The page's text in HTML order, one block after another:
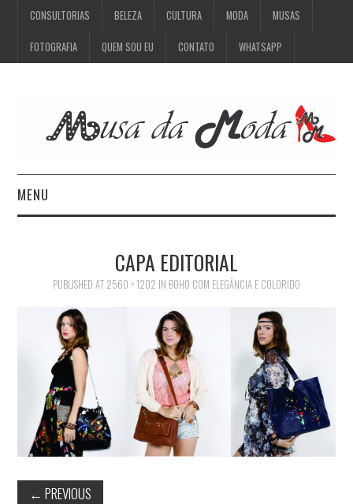
CONSULTORIAS BELEZA CULTURA MODA MUSAS
FOTOGRAFIA QUEM SOU EU CONTATO WHATSAPP
MENU
CULTURA
MODA
MUSAS
FOTOGRAFIA
CAPA EDITORIAL
PUBLISHED AT 2560 × 1202 IN BOHO COM ELEGÂNCIA E COLORIDO
← PREVIOUS